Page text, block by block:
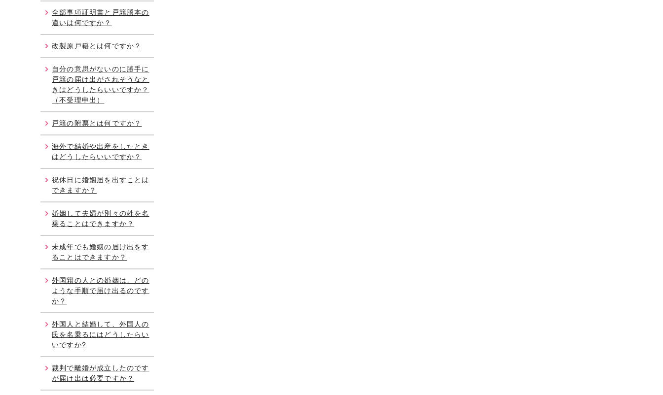
全部事項証明書と戸籍謄本の
違いは何ですか？
改製原戸籍とは何ですか？
自分の意思がないのに勝手に
戸籍の届け出がされそうなと
きはどうしたらいいですか？
（不受理申出）
戸籍の附票とは何ですか？
海外で結婚や出産をしたとき
はどうしたらいいですか？
祝休日に婚姻届を出すことは
できますか？
婚姻して夫婦が別々の姓を名
乗ることはできますか？
未成年でも婚姻の届け出をす
ることはできますか？
外国籍の人との婚姻は、どの
ような手順で届け出るのです
か？
外国人と結婚して、外国人の
氏を名乗るにはどうしたらい
いですか?
裁判で離婚が成立したのです
が届け出は必要ですか？